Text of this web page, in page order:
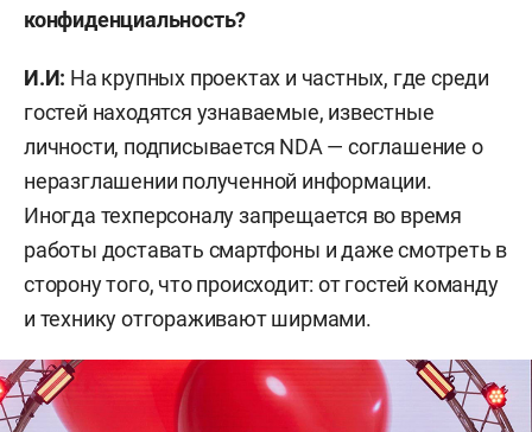
конфиденциальность?
И.И: На крупных проектах и частных, где среди
гостей находятся узнаваемые, известные
личности, подписывается NDA — соглашение о
неразглашении полученной информации.
Иногда техперсоналу запрещается во время
работы доставать смартфоны и даже смотреть в
сторону того, что происходит: от гостей команду
и технику отгораживают ширмами.